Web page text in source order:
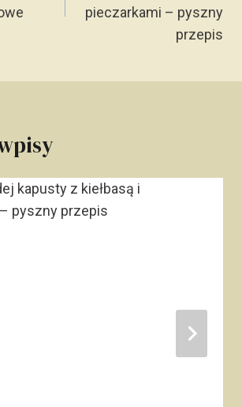
pieczarkami – pyszny
przepis